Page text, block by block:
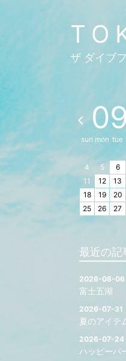
ザ ダイブ
09
sun mon tue
4
5 6
11
12 13
18
19 20
25
26 27
最近の記
2026-08-06
富士五湖
2026-07-31
夏のアイテ
2026-07-24
ハッピーバ